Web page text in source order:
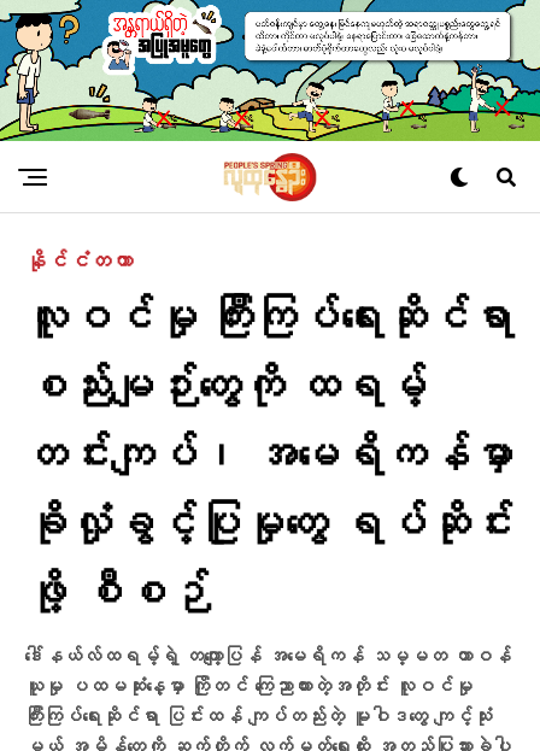
နိုင်ငံတကာ
လူဝင်မှု ကြီးကြပ်ရေးဆိုင်ရာ
စည်းမျဉ်းတွေကို ထရမ့်
တင်းကျပ်၊ အမေရိကန်မှာ
ခိုလှုံခွင့်ပြုမှုတွေ ရပ်ဆိုင်း
ဖို့ စီစဉ်
ဒေါ်နယ်လ်ထရမ့်ရဲ့ တကျော့ပြန် အမေရိကန် သမ္မတ တာဝန်
ယူမှု ပထမဆုံးနေ့မှာ ကြိုတင် ကြေညာထားတဲ့အတိုင်း လူဝင်မှု
ကြီးကြပ်ရေးဆိုင်ရာ ပြင်းထန် ကျပ်တည်းတဲ့ မူဝါဒတွေ ကျင့်သုံး